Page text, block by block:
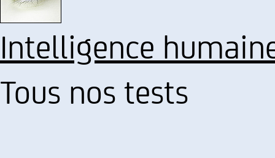
Intelligence
Tous nos tests